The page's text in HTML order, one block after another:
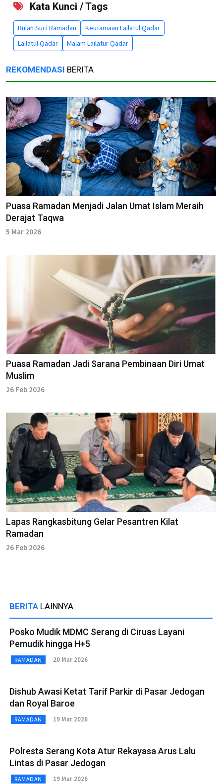
Kata Kunci / Tags
Bulan Suci Ramadan
Keutamaan Lailatul Qadar
Lailatul Qadar
Malam Lailatur Qadar
REKOMENDASI BERITA
Puasa Ramadan Menjadi Jalan Umat Islam Meraih
Derajat Taqwa
5 Mar 2026
Puasa Ramadan Jadi Sarana Pembinaan Diri Umat
Muslim
26 Feb 2026
Lapas Rangkasbitung Gelar Pesantren Kilat
Ramadan
26 Feb 2026
BERITA LAINNYA
Posko Mudik MDMC Serang di Ciruas Layani
Pemudik hingga H+5
RAMADAN 20 Mar 2026
Dishub Awasi Ketat Tarif Parkir di Pasar Jedogan
dan Royal Baroe
RAMADAN 19 Mar 2026
Polresta Serang Kota Atur Rekayasa Arus Lalu
Lintas di Pasar Jedogan
RAMADAN 19 Mar 2026